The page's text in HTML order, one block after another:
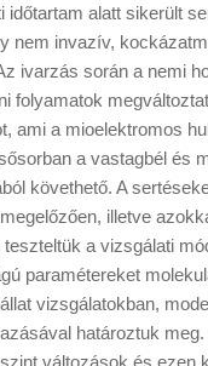
időtartam alatt sikerült
nem invazív,
ivarzás során a nemi
folyamatok
ami a mioelektromos
a vastagbél és
követhető. A
illetve
teszteltük a vizsgálati
paramétereket
vizsgálatokban,
határoztuk
változások és ezen